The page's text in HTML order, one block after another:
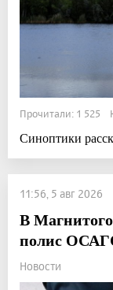
Прочитали: 1 525
Синоптики
11:56, 5 авг 2026
В
полис
Новости